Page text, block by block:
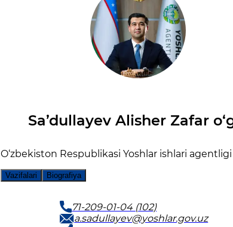
Sa’dullayev Alisher Zafar
O‘zbеkistоn Rеspublikаsi Yoshlar ishlari
Vazifalari Biografiya
71-209-01-04 (102)
a.sadullayev@yoshlar.gov.uz